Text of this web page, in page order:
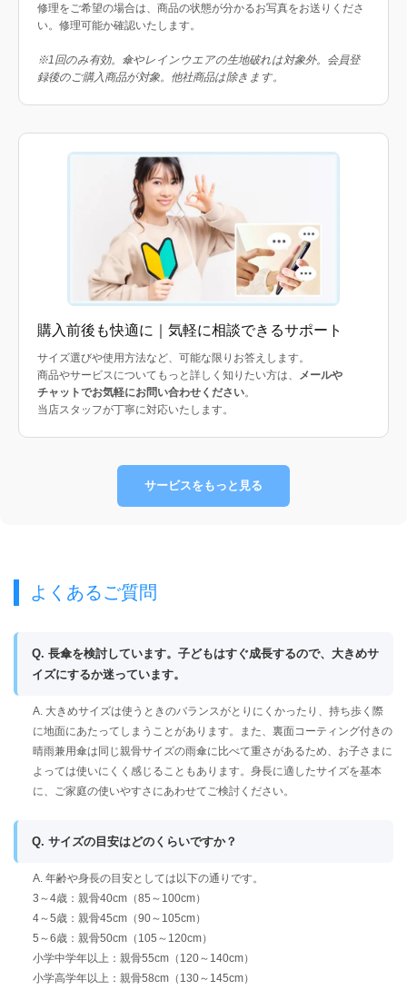
修理をご希望の場合は、商品の状態が分かるお写真をお送りくださ
い。修理可能か確認いたします。
※1回のみ有効。傘やレインウエアの生地破れは対象外。会員登
録後のご購入商品が対象。他社商品は除きます。
購入前後も快適に｜気軽に相談できるサポート
サイズ選びや使用方法など、可能な限りお答えします。
商品やサービスについてもっと詳しく知りたい方は、
メールや
チャットでお気軽にお問い合わせください。
当店スタッフが丁寧に対応いたします。
サービスをもっと見る
よくあるご質問
Q. 長傘を検討しています。子どもはすぐ成長するので、大きめサ
イズにするか迷っています。
A. 大きめサイズは使うときのバランスがとりにくかったり、持ち歩く際
に地面にあたってしまうことがあります。また、裏面コーティング付きの
晴雨兼用傘は同じ親骨サイズの雨傘に比べて重さがあるため、お子さまに
よっては使いにくく感じることもあります。身長に適したサイズを基本
に、ご家庭の使いやすさにあわせてご検討ください。
Q. サイズの目安はどのくらいですか？
A. 年齢や身長の目安としては以下の通りです。
3～4歳：親骨40cm（85～100cm）
4～5歳：親骨45cm（90～105cm）
5～6歳：親骨50cm（105～120cm）
小学中学年以上：親骨55cm（120～140cm）
小学高学年以上：親骨58cm（130～145cm）